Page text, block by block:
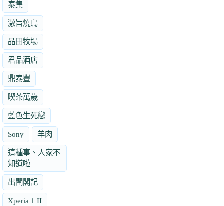
泰集
激旨燒鳥
品田牧場
君品酒店
鼎泰豐
喫茶萬歲
藍色生死戀
Sony 羊肉
這種事、人家不
知道啦
出閨閣記
Xperia 1 II